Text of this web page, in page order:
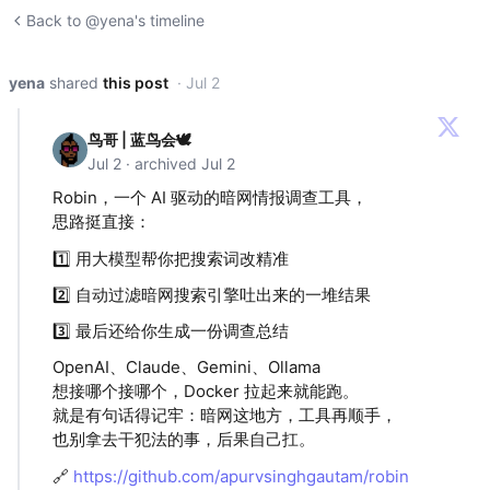
Back to @yena's timeline
yena shared this post · Jul 2
鸟哥 | 蓝鸟会🕊️
Jul 2 · archived Jul 2
Robin，一个 AI 驱动的暗网情报调查工具，
思路挺直接：
1️⃣ 用大模型帮你把搜索词改精准
2️⃣ 自动过滤暗网搜索引擎吐出来的一堆结果
3️⃣ 最后还给你生成一份调查总结
OpenAI、Claude、Gemini、Ollama
想接哪个接哪个，Docker 拉起来就能跑。
就是有句话得记牢：暗网这地方，工具再顺手，
也别拿去干犯法的事，后果自己扛。
🔗 https://github.com/apurvsinghgautam/robin